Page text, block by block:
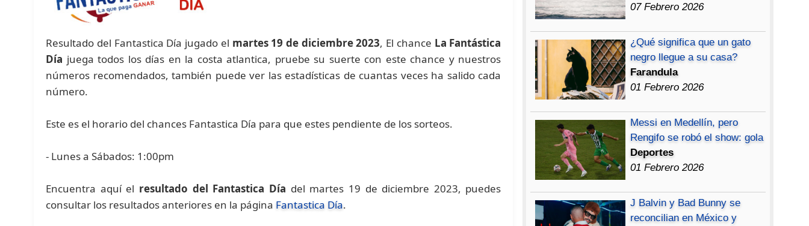
Resultado del Fantastica Día jugado el martes 19 de diciembre 2023, El chance La Fantástica
Día juega todos los días en la costa atlantica, pruebe su suerte con este chance y nuestros
números recomendados, también puede ver las estadísticas de cuantas veces ha salido cada
número.
Este es el horario del chances Fantastica Día para que estes pendiente de los sorteos.
- Lunes a Sábados: 1:00pm
Encuentra aquí el resultado del Fantastica Día del martes 19 de diciembre 2023, puedes
consultar los resultados anteriores en la página Fantastica Día.
07 Febrero 2026
¿Qué significa que un gato
negro llegue a su casa?
Farandula
01 Febrero 2026
Messi en Medellín, pero
Rengifo se robó el show: gola
Deportes
01 Febrero 2026
J Balvin y Bad Bunny se
reconcilian en México y